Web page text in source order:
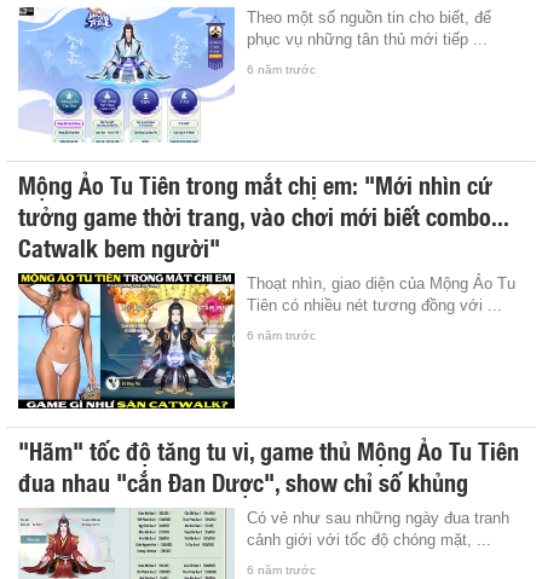
Theo một số nguồn tin cho biết, để
phục vụ những tân thủ mới tiếp ...
6 năm trước
Mộng Ảo Tu Tiên trong mắt chị em: "Mới nhìn cứ
tưởng game thời trang, vào chơi mới biết combo...
Catwalk bem người"
Thoạt nhìn, giao diện của Mộng Ảo Tu
Tiên có nhiều nét tương đồng với ...
6 năm trước
"Hãm" tốc độ tăng tu vi, game thủ Mộng Ảo Tu Tiên
đua nhau "cắn Đan Dược", show chỉ số khủng
Có vẻ như sau những ngày đua tranh
cảnh giới với tốc độ chóng mặt, ...
6 năm trước